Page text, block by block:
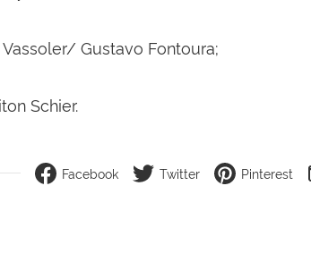
Gustavo Fontoura;
Schier.
Facebook Twitter Pinterest